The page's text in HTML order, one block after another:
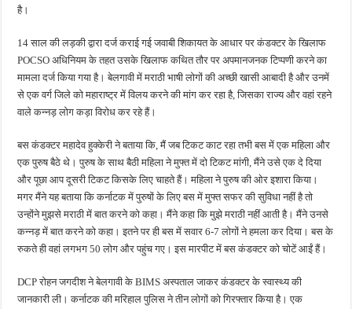
है।
14 साल की लड़की द्वारा दर्ज कराई गई जवाबी शिकायत के आधार पर कंडक्टर के खिलाफ
POCSO अधिनियम के तहत उसके खिलाफ कथित तौर पर अपमानजनक टिप्पणी करने का
मामला दर्ज किया गया है। बेलगावी में मराठी भाषी लोगों की अच्छी खासी आबादी है और उनमें
से एक वर्ग जिले को महाराष्ट्र में विलय करने की मांग कर रहा है, जिसका राज्य और वहां रहने
वाले कन्नड़ लोग कड़ा विरोध कर रहे हैं।
बस कंडक्टर महादेव हुक्केरी ने बताया कि, मैं जब टिकट काट रहा तभी बस में एक महिला और
एक पुरुष बैठे थे। पुरुष के साथ बैठी महिला ने मुफ्त में दो टिकट मांगी, मैंने उसे एक दे दिया
और पूछा आप दूसरी टिकट किसके लिए चाहते हैं। महिला ने पुरुष की ओर इशारा किया।
मगर मैंने यह बताया कि कर्नाटक में पुरुषों के लिए बस में मुफ्त सफर की सुविधा नहीं है तो
उन्होंने मुझसे मराठी में बात करने को कहा। मैंने कहा कि मुझे मराठी नहीं आती है। मैंने उनसे
कन्नड़ में बात करने को कहा। इतने पर ही बस में सवार 6-7 लोगों ने हमला कर दिया। बस के
रुकते ही वहां लगभग 50 लोग और पहुंच गए। इस मारपीट में बस कंडक्टर को चोटें आईं हैं।
DCP रोहन जगदीश ने बेलगावी के BIMS अस्पताल जाकर कंडक्टर के स्वास्थ्य की
जानकारी ली। कर्नाटक की मरिहाल पुलिस ने तीन लोगों को गिरफ्तार किया है। एक